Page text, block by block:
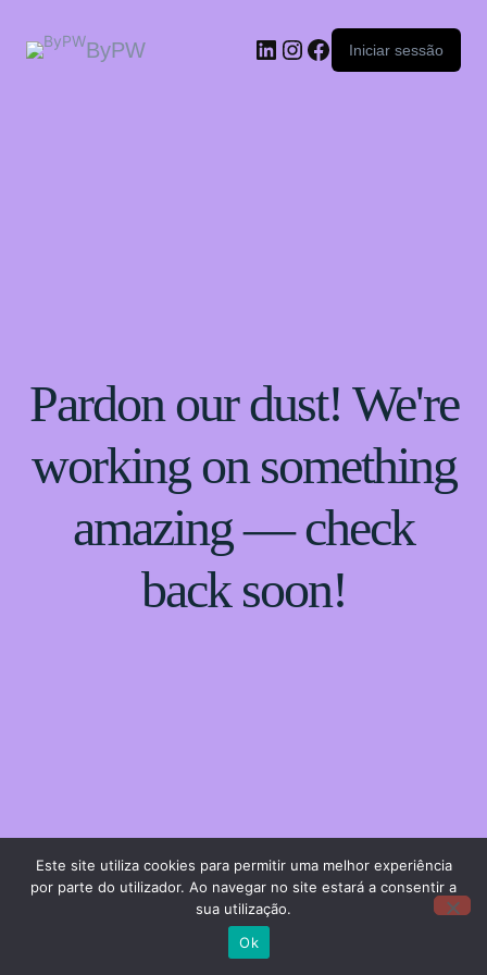
ByPW Iniciar sessão
Pardon our dust! We're
working on something
amazing — check
back soon!
Este site utiliza cookies para permitir uma melhor experiência
por parte do utilizador. Ao navegar no site estará a consentir a
sua utilização.
Ok